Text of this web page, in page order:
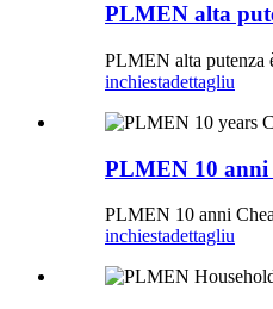
PLMEN alta
PLMEN alta putenza
inchiestadettagliu
PLMEN 10 anni
PLMEN 10 anni
inchiestadettagliu